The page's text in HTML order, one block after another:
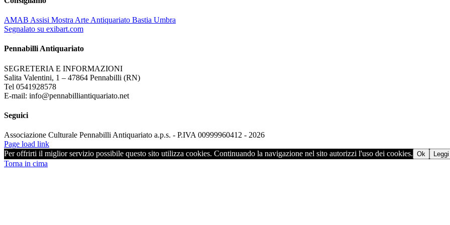
AMAB Assisi Mostra Arte Antiquariato Bastia Umbra
Segnalato su exibart.com
Pennabilli Antiquariato
SEGRETERIA E INFORMAZIONI
Salita Valentini, 1 – 47864 Pennabilli (RN)
Tel 0541928578
E-mail: info@pennabilliantiquariato.net
Seguici
Associazione Culturale Pennabilli Antiquariato a.p.s. - P.IVA 00999960412 - 2026
Page load link
Per offrirti il miglior servizio possibile questo sito utilizza cookies. Continuando la navigazione nel sito autorizzi l'uso dei cookies. Ok
Torna in cima